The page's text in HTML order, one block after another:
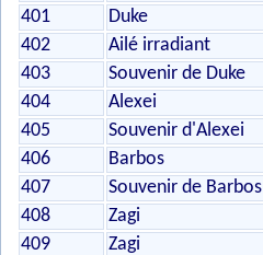
401
Duke
402
Ailé irradiant
403
Souvenir de Duke
404
Alexei
405
Souvenir d'Alexei
406
Barbos
407
Souvenir de Barbos
408
Zagi
409
Zagi